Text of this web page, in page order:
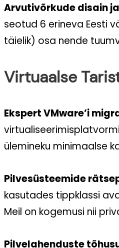
Arvutivõrkude disain
seotud 6 erineva Eesti
täielik) osa nende
Virtuaalse
Ekspert VMware’i
ülemineku minimaalse
Pilvesüsteemide
kasutades tippklassi
Meil on kogemusi nii
Pilvelahenduste